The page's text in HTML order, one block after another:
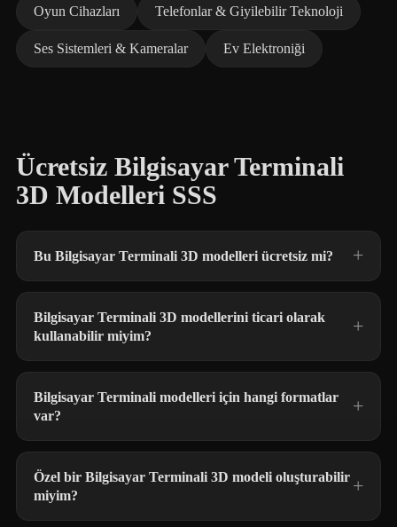
Oyun Cihazları Telefonlar & Giyilebilir Teknoloji
Ses Sistemleri & Kameralar Ev Elektroniği
Ücretsiz Bilgisayar Terminali
3D Modelleri SSS
Bu Bilgisayar Terminali 3D modelleri ücretsiz mi?
Bilgisayar Terminali 3D modellerini ticari olarak
kullanabilir miyim?
Bilgisayar Terminali modelleri için hangi formatlar
var?
Özel bir Bilgisayar Terminali 3D modeli oluşturabilir
miyim?